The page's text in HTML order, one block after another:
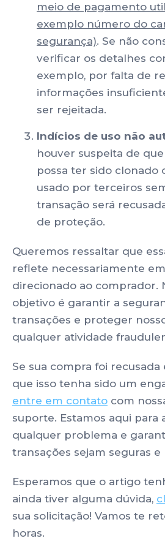
meio de pagamento
exemplo número do
segurança). Se não
verificar os detalhes
exemplo, por falta de
informações
ser rejeitada.
Indícios de uso não
houver suspeita de
possa ter sido clonado
usado por terceiros
transação será
de proteção.
Queremos ressaltar que
reflete necessariamente
direcionado ao comprador.
objetivo é garantir a
transações e proteger
qualquer atividade
Se sua compra foi recusada
que isso tenha sido um
entre em contato com
suporte. Estamos aqui para
qualquer problema e
transações sejam seguras e
Esperamos que o artigo
ainda tiver alguma dúvida,
sua solicitação! Vamos te
horas.